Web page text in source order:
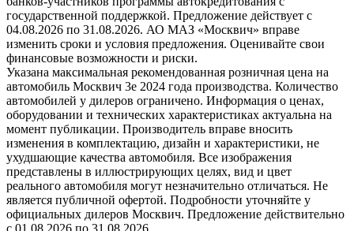
государственной поддержкой. Предложение действует с
04.08.2026 по 31.08.2026. АО МАЗ «Москвич» вправе
изменить сроки и условия предложения. Оценивайте свои
финансовые возможности и риски.
Указана максимальная рекомендованная розничная цена на
автомобиль Москвич 3e 2024 года производства. Количество
автомобилей у дилеров ограничено. Информация о ценах,
оборудовании и технических характеристиках актуальна на
момент публикации. Производитель вправе вносить
изменения в комплектацию, дизайн и характеристики, не
ухудшающие качества автомобиля. Все изображения
представлены в иллюстрирующих целях, вид и цвет
реального автомобиля могут незначительно отличаться. Не
является публичной офертой. Подробности уточняйте у
официальных дилеров Москвич. Предложение действительно
с 01.08.2026 по 31.08.2026